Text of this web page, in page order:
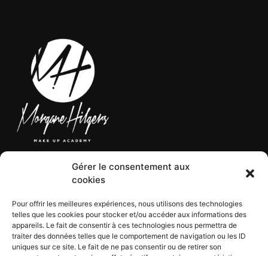
Gérer le consentement aux
cookies
Pour offrir les meilleures expériences, nous utilisons des technologies
telles que les cookies pour stocker et/ou accéder aux informations des
appareils. Le fait de consentir à ces technologies nous permettra de
traiter des données telles que le comportement de navigation ou les ID
uniques sur ce site. Le fait de ne pas consentir ou de retirer son
CGV
CGU
Mentions légales